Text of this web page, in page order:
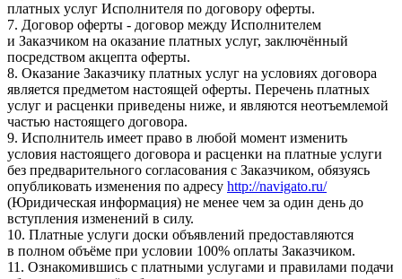
платных услуг Исполнителя по договору оферты.
7. Договор оферты - договор между Исполнителем
и Заказчиком на оказание платных услуг, заключённый
посредством акцепта оферты.
8. Оказание Заказчику платных услуг на условиях договора
является предметом настоящей оферты. Перечень платных
услуг и расценки приведены ниже, и являются неотъемлемой
частью настоящего договора.
9. Исполнитель имеет право в любой момент изменить
условия настоящего договора и расценки на платные услуги
без предварительного согласования с Заказчиком, обязуясь
опубликовать изменения по адресу http://navigato.ru/
(Юридическая информация) не менее чем за один день до
вступления изменений в силу.
10. Платные услуги доски объявлений предоставляются
в полном объёме при условии 100% оплаты Заказчиком.
11. Ознакомившись с платными услугами и правилами подачи